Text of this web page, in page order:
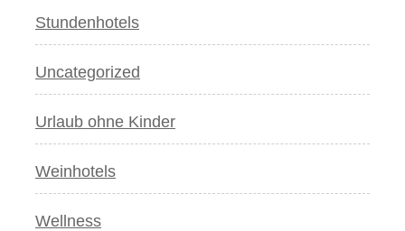
Stundenhotels
Uncategorized
Urlaub ohne Kinder
Weinhotels
Wellness